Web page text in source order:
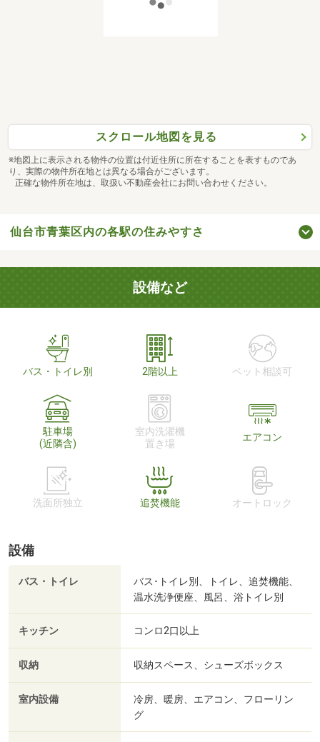
スクロール地図を見る
※地図上に表示される物件の位置は付近住所に所在することを表すものであ
り、実際の物件所在地とは異なる場合がございます。
正確な物件所在地は、取扱い不動産会社にお問い合わせください。
仙台市青葉区内の各駅の住みやすさ
設備など
バス・トイレ別 2階以上 ペット相談可
駐車場
(近隣含)
室内洗濯機
置き場
エアコン
洗面所独立 追焚機能 オートロック
設備
バス・トイレ
バス･トイレ別、トイレ、追焚機能、
温水洗浄便座、風呂、浴トイレ別
キッチン コンロ2口以上
収納 収納スペース、シューズボックス
室内設備
冷房、暖房、エアコン、フローリン
グ